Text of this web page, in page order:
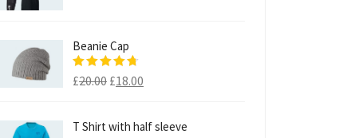
Beanie Cap
Note4.50
sur 5
£20.00 £18.00
T Shirt with half sleeve